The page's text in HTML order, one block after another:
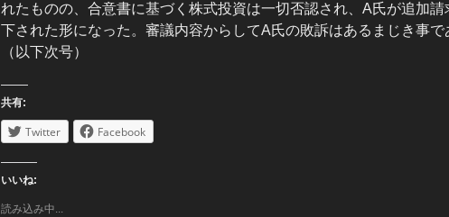
れたものの、合意書に基づく株式投資は一切否認され、A氏が追加
下された形になった。審議内容からしてA氏の敗訴はあるまじき事で
（以下次号）
共有:
Twitter Facebook
いいね:
読み込み中...